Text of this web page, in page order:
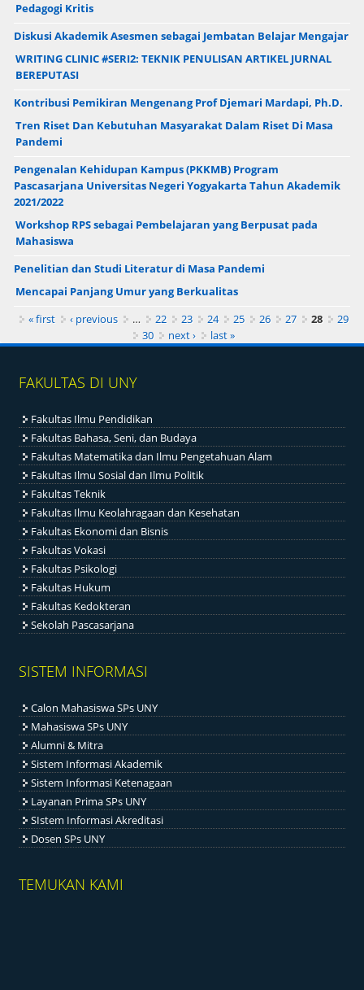
Pedagogi Kritis
Diskusi Akademik Asesmen sebagai Jembatan Belajar Mengajar
WRITING CLINIC #SERI2: TEKNIK PENULISAN ARTIKEL JURNAL
BEREPUTASI
Kontribusi Pemikiran Mengenang Prof Djemari Mardapi, Ph.D.
Tren Riset Dan Kebutuhan Masyarakat Dalam Riset Di Masa
Pandemi
Pengenalan Kehidupan Kampus (PKKMB) Program
Pascasarjana Universitas Negeri Yogyakarta Tahun Akademik
2021/2022
Workshop RPS sebagai Pembelajaran yang Berpusat pada
Mahasiswa
Penelitian dan Studi Literatur di Masa Pandemi
Mencapai Panjang Umur yang Berkualitas
Pages
« first ‹ previous … 22 23 24 25 26 27 28
29
30
next › last »
FAKULTAS DI UNY
Fakultas Ilmu Pendidikan
Fakultas Bahasa, Seni, dan Budaya
Fakultas Matematika dan Ilmu Pengetahuan Alam
Fakultas Ilmu Sosial dan Ilmu Politik
Fakultas Teknik
Fakultas Ilmu Keolahragaan dan Kesehatan
Fakultas Ekonomi dan Bisnis
Fakultas Vokasi
Fakultas Psikologi
Fakultas Hukum
Fakultas Kedokteran
Sekolah Pascasarjana
SISTEM INFORMASI
Calon Mahasiswa SPs UNY
Mahasiswa SPs UNY
Alumni & Mitra
Sistem Informasi Akademik
Sistem Informasi Ketenagaan
Layanan Prima SPs UNY
SIstem Informasi Akreditasi
Dosen SPs UNY
TEMUKAN KAMI